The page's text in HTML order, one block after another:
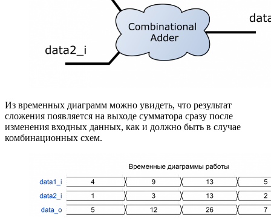
Из временных диаграмм можно увидеть, что результат
сложения появляется на выходе сумматора сразу после
изменения входных данных, как и должно быть в случае
комбинационных схем.